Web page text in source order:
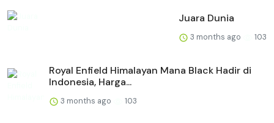
Juara Dunia
3 months ago 103
Royal Enfield Himalayan Mana Black Hadir di
Indonesia, Harga...
3 months ago 103